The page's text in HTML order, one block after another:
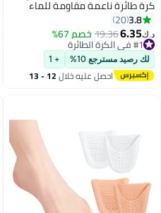
كرة طائرة ناعمة مقاومة للماء
للاستخدام الداخلي والخارجي للعب
على الشاطئ، والألعاب، وصالة
الألعاب الرياضية، وتدريب الكرة
الطائرة الرملية الناعمة للمبتدئين
والمراهقين البالغين (مع مضخة)
3.8
20
د.ك‏6.35
19.36خصم 67%
#1 في الكرة الطائرة
#1 في الكرة الطائرة
لك رصيد مسترجع 10% + 1
احصل عليه خلال 12 - 13